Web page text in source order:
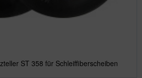
ST 358 für Schleiffiberscheiben